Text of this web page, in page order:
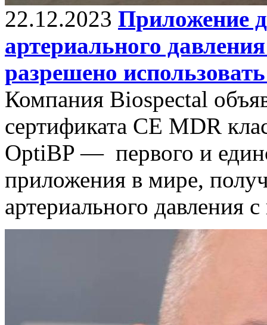
22.12.2023 Приложение
артериального
разрешено
Компания Biospectal
сертификата CE MDR
OptiBP — первого и
приложения в мире,
артериального